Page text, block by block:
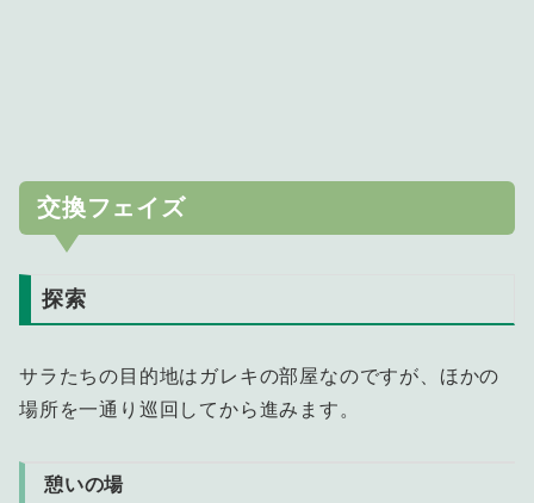
交換フェイズ
探索
サラたちの目的地はガレキの部屋なのですが、ほかの
場所を一通り巡回してから進みます。
憩いの場